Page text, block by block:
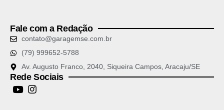
Fale com a Redação
contato@garagemse.com.br
(79) 999652-5788
Av. Augusto Franco, 2040, Siqueira Campos, Aracaju/SE
Rede Sociais